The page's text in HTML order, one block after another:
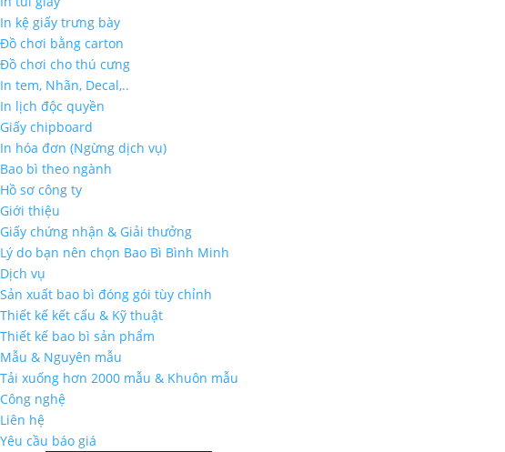
In kệ giấy trưng bày
Đồ chơi bằng carton
Đồ chơi cho thú cưng
In tem, Nhãn, Decal,..
In lịch độc quyền
Giấy chipboard
In hóa đơn (Ngừng dịch vụ)
Bao bì theo ngành
Hồ sơ công ty
Giới thiệu
Giấy chứng nhận & Giải thưởng
Lý do bạn nên chọn Bao Bì Bình Minh
Dịch vụ
Sản xuất bao bì đóng gói tùy chỉnh
Thiết kế kết cấu & Kỹ thuật
Thiết kế bao bì sản phẩm
Mẫu & Nguyên mẫu
Tải xuống hơn 2000 mẫu & Khuôn mẫu
Công nghệ
Liên hệ
Yêu cầu báo giá